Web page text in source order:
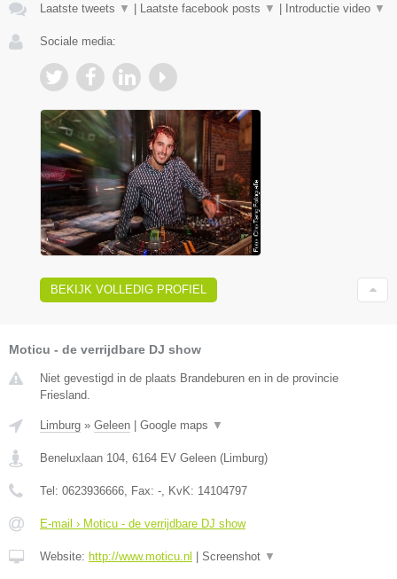
Laatste tweets ▼ | Laatste facebook posts ▼ | Introductie video ▼
Sociale media:
BEKIJK VOLLEDIG PROFIEL
Moticu - de verrijdbare DJ show
Niet gevestigd in de plaats Brandeburen en in de provincie
Friesland.
Limburg » Geleen Google maps ▼
Beneluxlaan 104, 6164 EV Geleen (Limburg)
Tel: 0623936666, Fax: -, KvK: 14104797
E-mail › Moticu - de verrijdbare DJ show
Website: http://www.moticu.nl Screenshot ▼